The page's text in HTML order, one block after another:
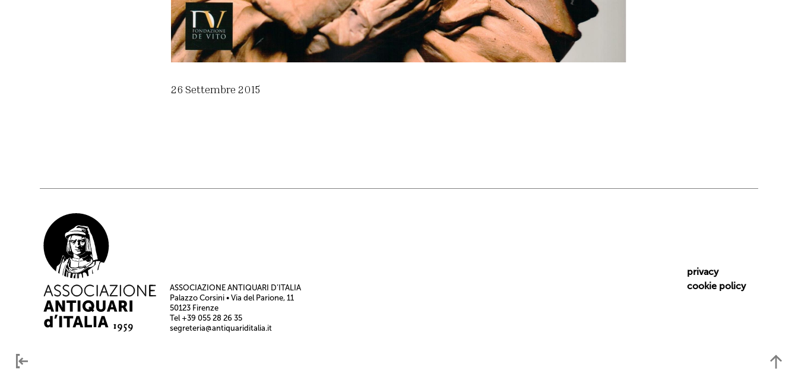
26 Settembre 2015
ASSOCIAZIONE ANTIQUARI D’ITALIA
Palazzo Corsini • Via del Parione, 11
50123 Firenze
Tel +39 055 28 26 35
segreteria@antiquariditalia.it
privacy
cookie policy